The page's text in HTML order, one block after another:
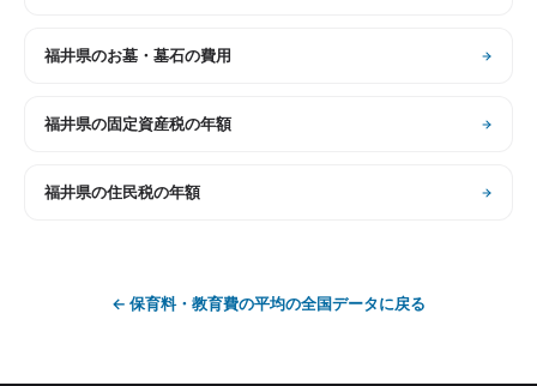
福井県のお墓・墓石の費用
福井県の固定資産税の年額
福井県の住民税の年額
← 保育料・教育費の平均の全国データに戻る